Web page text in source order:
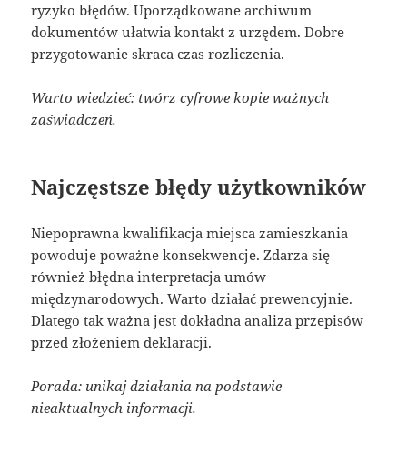
ryzyko błędów. Uporządkowane archiwum
dokumentów ułatwia kontakt z urzędem. Dobre
przygotowanie skraca czas rozliczenia.
Warto wiedzieć: twórz cyfrowe kopie ważnych
zaświadczeń.
Najczęstsze błędy użytkowników
Niepoprawna kwalifikacja miejsca zamieszkania
powoduje poważne konsekwencje. Zdarza się
również błędna interpretacja umów
międzynarodowych. Warto działać prewencyjnie.
Dlatego tak ważna jest dokładna analiza przepisów
przed złożeniem deklaracji.
Porada: unikaj działania na podstawie
nieaktualnych informacji.